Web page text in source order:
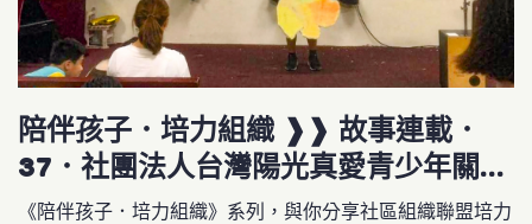
陪伴孩子．培力組織 ❱❱ 故事連載．
37．社團法人台灣陽光真愛青少年關懷
協會
《陪伴孩子．培力組織》系列，與你分享社區組織聯盟培力